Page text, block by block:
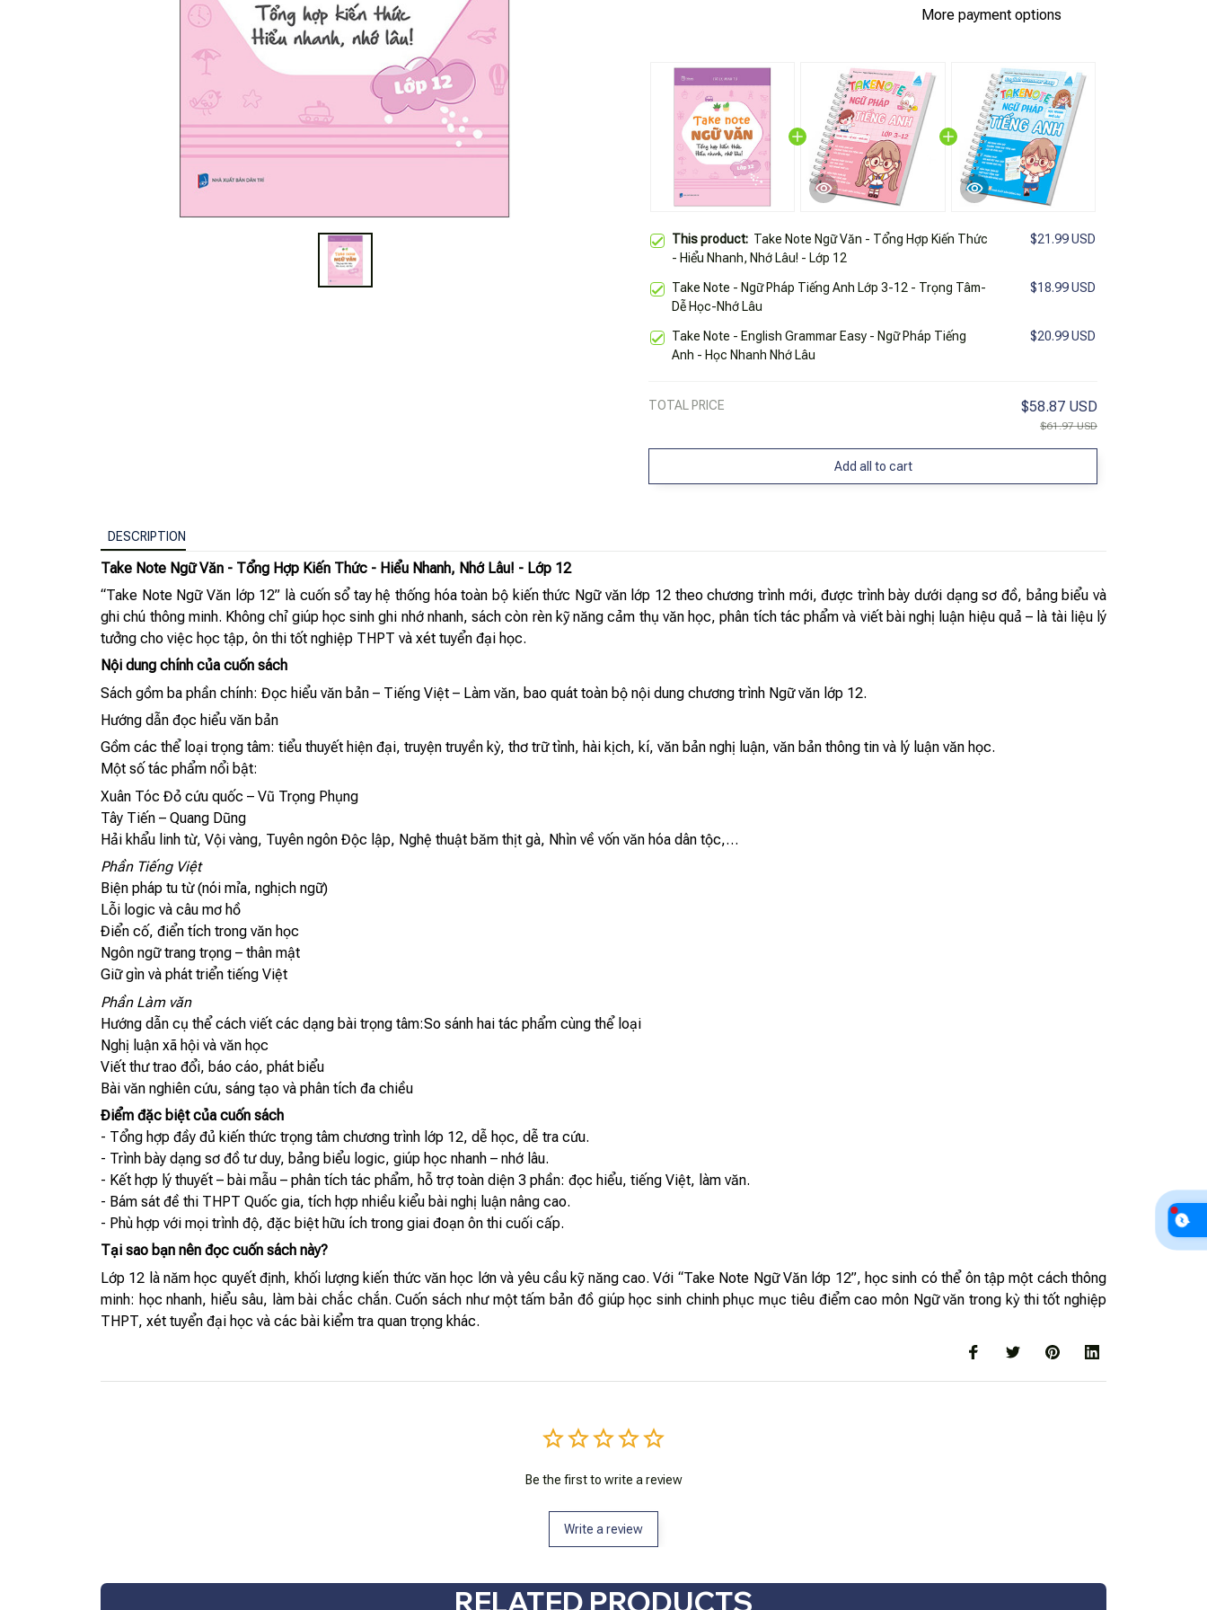
More payment options
This product: Take Note Ngữ Văn - Tổng Hợp Kiến Thức
- Hiểu Nhanh, Nhớ Lâu! - Lớp 12
$21.99 USD
Take Note - Ngữ Pháp Tiếng Anh Lớp 3-12 - Trọng Tâm-
Dễ Học-Nhớ Lâu
$18.99 USD
Take Note - English Grammar Easy - Ngữ Pháp Tiếng
Anh - Học Nhanh Nhớ Lâu
$20.99 USD
TOTAL PRICE $58.87 USD
$61.97 USD
Add all to cart
DESCRIPTION
Take Note Ngữ Văn - Tổng Hợp Kiến Thức - Hiểu Nhanh, Nhớ Lâu! - Lớp 12
“Take Note Ngữ Văn lớp 12” là cuốn sổ tay hệ thống hóa toàn bộ kiến thức Ngữ văn lớp 12 theo chương trình mới, được trình bày dưới dạng sơ đồ, bảng biểu và
ghi chú thông minh. Không chỉ giúp học sinh ghi nhớ nhanh, sách còn rèn kỹ năng cảm thụ văn học, phân tích tác phẩm và viết bài nghị luận hiệu quả – là tài liệu lý
tưởng cho việc học tập, ôn thi tốt nghiệp THPT và xét tuyển đại học.
Nội dung chính của cuốn sách
Sách gồm ba phần chính: Đọc hiểu văn bản – Tiếng Việt – Làm văn, bao quát toàn bộ nội dung chương trình Ngữ văn lớp 12.
Hướng dẫn đọc hiểu văn bản
Gồm các thể loại trọng tâm: tiểu thuyết hiện đại, truyện truyền kỳ, thơ trữ tình, hài kịch, kí, văn bản nghị luận, văn bản thông tin và lý luận văn học.
Một số tác phẩm nổi bật:
Xuân Tóc Đỏ cứu quốc – Vũ Trọng Phụng
Tây Tiến – Quang Dũng
Hải khẩu linh từ, Vội vàng, Tuyên ngôn Độc lập, Nghệ thuật băm thịt gà, Nhìn về vốn văn hóa dân tộc,…
Phần Tiếng Việt
Biện pháp tu từ (nói mỉa, nghịch ngữ)
Lỗi logic và câu mơ hồ
Điển cố, điển tích trong văn học
Ngôn ngữ trang trọng – thân mật
Giữ gìn và phát triển tiếng Việt
Phần Làm văn
Hướng dẫn cụ thể cách viết các dạng bài trọng tâm:So sánh hai tác phẩm cùng thể loại
Nghị luận xã hội và văn học
Viết thư trao đổi, báo cáo, phát biểu
Bài văn nghiên cứu, sáng tạo và phân tích đa chiều
Điểm đặc biệt của cuốn sách
- Tổng hợp đầy đủ kiến thức trọng tâm chương trình lớp 12, dễ học, dễ tra cứu.
- Trình bày dạng sơ đồ tư duy, bảng biểu logic, giúp học nhanh – nhớ lâu.
- Kết hợp lý thuyết – bài mẫu – phân tích tác phẩm, hỗ trợ toàn diện 3 phần: đọc hiểu, tiếng Việt, làm văn.
- Bám sát đề thi THPT Quốc gia, tích hợp nhiều kiểu bài nghị luận nâng cao.
- Phù hợp với mọi trình độ, đặc biệt hữu ích trong giai đoạn ôn thi cuối cấp.
Tại sao bạn nên đọc cuốn sách này?
Lớp 12 là năm học quyết định, khối lượng kiến thức văn học lớn và yêu cầu kỹ năng cao. Với “Take Note Ngữ Văn lớp 12”, học sinh có thể ôn tập một cách thông
minh: học nhanh, hiểu sâu, làm bài chắc chắn. Cuốn sách như một tấm bản đồ giúp học sinh chinh phục mục tiêu điểm cao môn Ngữ văn trong kỳ thi tốt nghiệp
THPT, xét tuyển đại học và các bài kiểm tra quan trọng khác.
Be the first to write a review
Write a review
RELATED PRODUCTS